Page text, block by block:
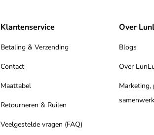
Klantenservice
Betaling & Verzending
Contact
Maattabel
Retourneren & Ruilen
Veelgestelde vragen (FAQ)
Over
Blogs
Over
Marketing,